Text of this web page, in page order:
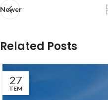
Newer
Related Posts
27
TEM